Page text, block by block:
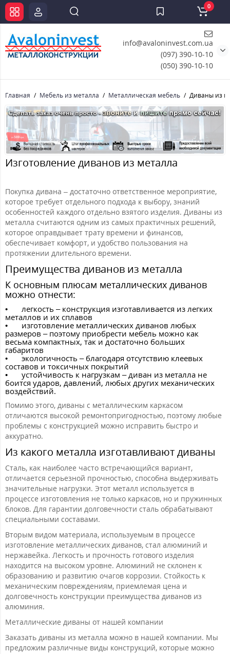
info@avaloninvest.com.ua
(097) 390-10-10
(050) 390-10-10
0
Главная Мебель из металла Металлическая мебель Диваны из
Изготовление диванов из металла
Покупка дивана – достаточно ответственное мероприятие,
которое требует отдельного подхода к выбору, знаний
особенностей каждого отдельно взятого изделия. Диваны из
металла считаются одним из самых практичных решений,
которое оправдывает трату времени и финансов,
обеспечивает комфорт, и удобство пользования на
протяжении длительного времени.
Преимущества диванов из металла
К основным плюсам металлических диванов
можно отнести:
•
легкость – конструкция изготавливается из легких
металлов и их сплавов
•
изготовление металлических диванов любых
размеров – поэтому приобрести мебель можно как
весьма компактных, так и достаточно больших
габаритов
•
экологичность – благодаря отсутствию клеевых
составов и токсичных покрытий
•
устойчивость к нагрузкам – диван из металла не
боится ударов, давлений, любых других механических
воздействий.
Помимо этого, диваны с металлическим каркасом
отличаются высокой ремонтопригодностью, поэтому любые
проблемы с конструкцией можно исправить быстро и
аккуратно.
Из какого металла изготавливают диваны
Сталь, как наиболее часто встречающийся вариант,
отличается серьезной прочностью, способна выдерживать
значительные нагрузки. Этот металл используется в
процессе изготовления не только каркасов, но и пружинных
блоков. Для гарантии долговечности сталь обрабатывают
специальными составами.
Вторым видом материала, используемым в процессе
изготовление металлических диванов, стал алюминий и
нержавейка. Легкость и прочность готового изделия
находится на высоком уровне. Алюминий не склонен к
образованию и развитию очагов коррозии. Стойкость к
механическим повреждениям, приемлемая цена и
долговечность конструкции преимущества диванов из
алюминия.
Металлические диваны от нашей компании
Заказать диваны из металла можно в нашей компании. Мы
предложим различные виды конструкций, которые можно